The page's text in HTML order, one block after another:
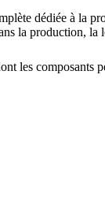
dédiée à la
la production, la
les composants